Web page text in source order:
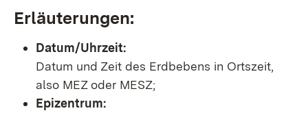
Erläuterungen:
Datum/Uhrzeit:
Datum und Zeit des Erdbebens in Ortszeit,
also MEZ oder MESZ;
Epizentrum: